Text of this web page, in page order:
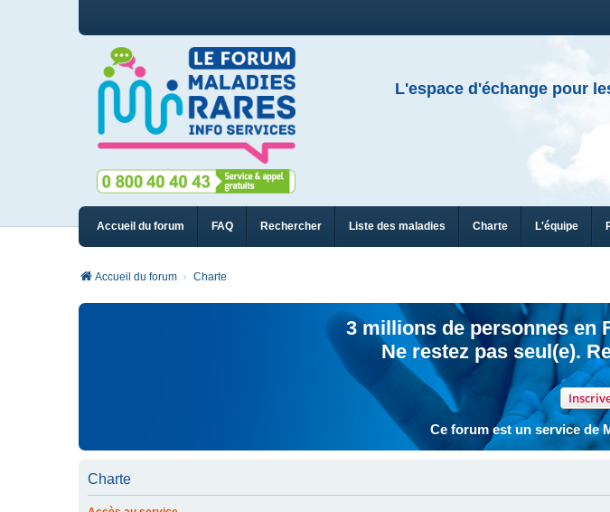
L'espace d'échange pour
Accueil du forum FAQ Rechercher Liste des maladies Charte L'équipe
Accueil du forum Charte
3 millions de personnes en
Ne restez pas seul(e).
Ce forum est un service de
Charte